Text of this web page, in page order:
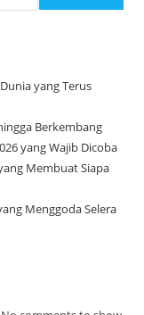
yang Terus
Berkembang
yang Wajib Dicoba
Membuat Siapa
Menggoda Selera